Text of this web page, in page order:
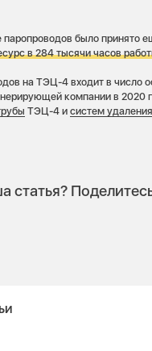
паропроводов было принято
в 284 тысячи часов
на ТЭЦ-4 входит в число
компании в 2020
ТЭЦ-4 исистем
статья?